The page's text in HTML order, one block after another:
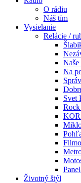
O rádiu
Náš tím
Vysielanie
Relácie /
Na
Svet
Životný štýl